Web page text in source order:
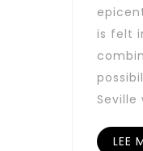
is felt
Seville
LEE